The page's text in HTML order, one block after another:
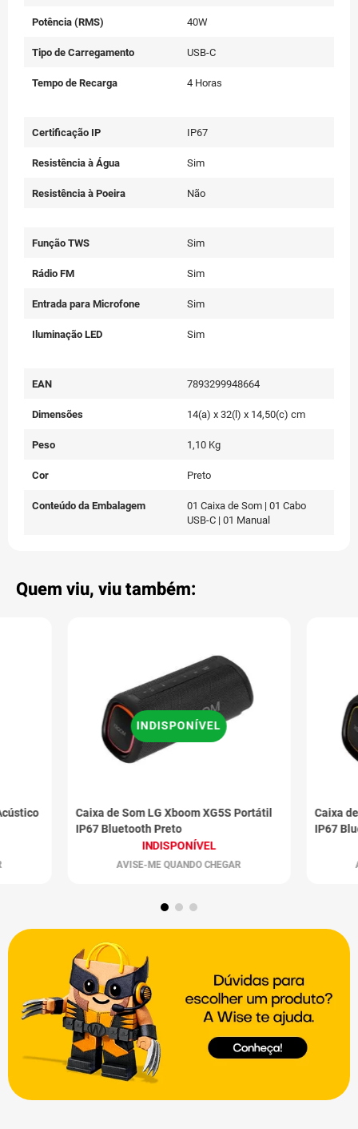
Potência (RMS) 40W
Tipo de Carregamento USB-C
Tempo de Recarga 4 Horas
Certificação IP IP67
Resistência à Água Sim
Resistência à Poeira Não
Função TWS Sim
Rádio FM Sim
Entrada para Microfone Sim
Iluminação LED Sim
EAN 7893299948664
Dimensões 14(a) x 32(l) x 14,50(c) cm
Peso 1,10 Kg
Cor Preto
Conteúdo da Embalagem
01 Caixa de Som | 01 Cabo
USB-C | 01 Manual
Quem viu, viu também:
Caixa de Som LG Xboom XG5S Portátil
IP67 Bluetooth Preto
INDISPONÍVEL
AVISE-ME QUANDO CHEGAR
INDISPONÍVEL
Caixa
IP67